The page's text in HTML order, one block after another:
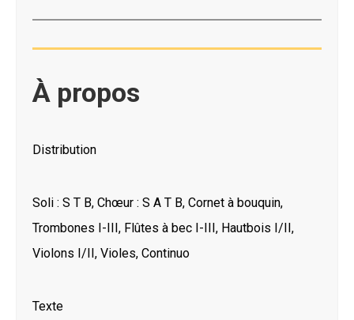
À propos
Distribution
Soli : S T B, Chœur : S A T B, Cornet à bouquin,
Trombones I-III, Flûtes à bec I-III, Hautbois I/II,
Violons I/II, Violes, Continuo
Texte